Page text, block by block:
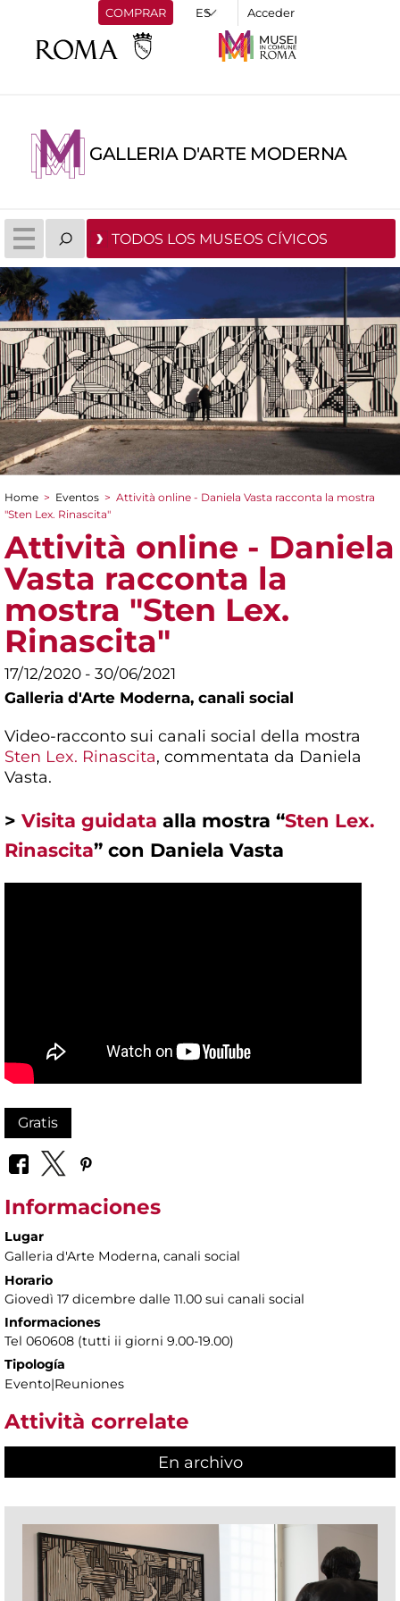
COMPRAR Acceder
GALLERIA D'ARTE MODERNA
TODOS LOS MUSEOS CÍVICOS
You are here
Home > Eventos > Attività online - Daniela Vasta racconta la mostra
"Sten Lex. Rinascita"
Attività online - Daniela
Vasta racconta la
mostra "Sten Lex.
Rinascita"
17/12/2020 - 30/06/2021
Galleria d'Arte Moderna, canali social
Video-racconto sui canali social della mostra
Sten Lex. Rinascita, commentata da Daniela
Vasta.
> Visita guidata alla mostra “Sten Lex.
Rinascita” con Daniela Vasta
Gratis
Informaciones
Lugar
Galleria d'Arte Moderna, canali social
Horario
Giovedì 17 dicembre dalle 11.00 sui canali social
Informaciones
Tel 060608 (tutti ii giorni 9.00-19.00)
Tipología
Evento|Reuniones
Attività correlate
En archivo